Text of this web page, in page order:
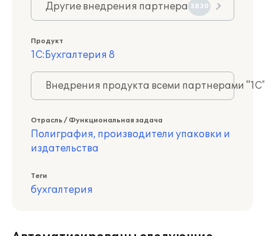
Другие внедрения партнера 3830
Продукт
1С:Бухгалтерия 8
Внедрения продукта всеми партнерами
Отрасль / Функциональная задача
Полиграфия, производители упаковки и
издательства
Теги
бухгалтерия